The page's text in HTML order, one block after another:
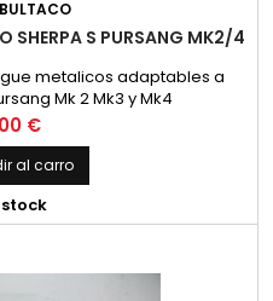
BULTACO
SHERPA S PURSANG MK2/4
metalicos adaptables a
Mk 2 Mk3 y Mk4
€
al carro
stock